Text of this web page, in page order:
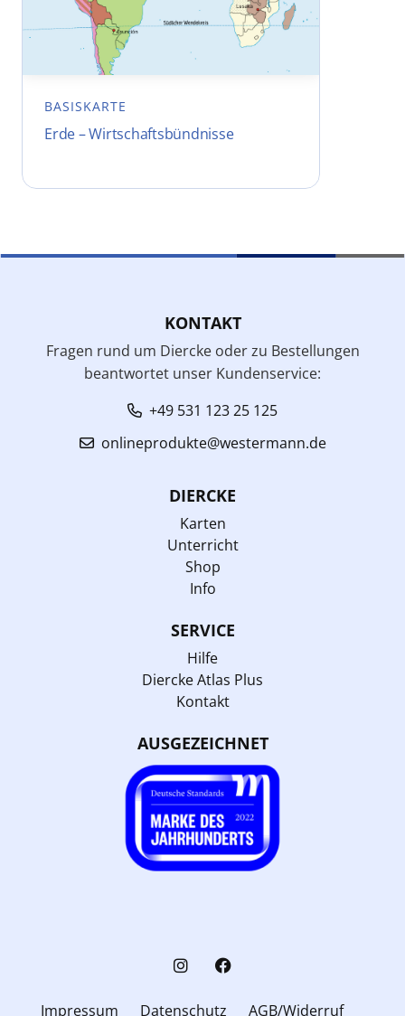
BASISKARTE
Erde – Wirtschaftsbündnisse
KONTAKT
Fragen rund um Diercke oder zu Bestellungen
beantwortet unser Kundenservice:
+49 531 123 25 125
onlineprodukte@westermann.de
DIERCKE
Karten
Unterricht
Shop
Info
SERVICE
Hilfe
Diercke Atlas Plus
Kontakt
AUSGEZEICHNET
Impressum Datenschutz AGB/Widerruf